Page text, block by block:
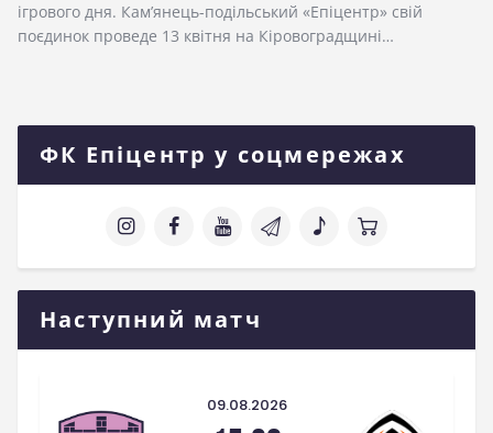
ігрового дня. Кам’янець-подільський «Епіцентр» свій
поєдинок проведе 13 квітня на Кіровоградщині…
ФК Епіцентр у соцмережах
Наступний матч
09.08.2026